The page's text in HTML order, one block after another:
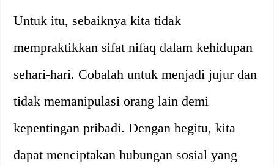
Untuk itu, sebaiknya kita tidak
mempraktikkan sifat nifaq dalam kehidupan
sehari-hari. Cobalah untuk menjadi jujur dan
tidak memanipulasi orang lain demi
kepentingan pribadi. Dengan begitu, kita
dapat menciptakan hubungan sosial yang